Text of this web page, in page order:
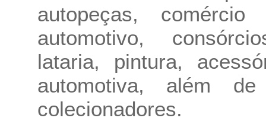
autopeças,
automotivo,
lataria, pintura,
automotiva, além
colecionadores.